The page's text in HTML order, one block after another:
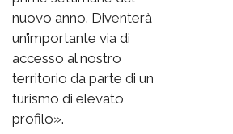
nuovo anno. Diventerà
un’importante via di
accesso al nostro
territorio da parte di un
turismo di elevato
profilo».